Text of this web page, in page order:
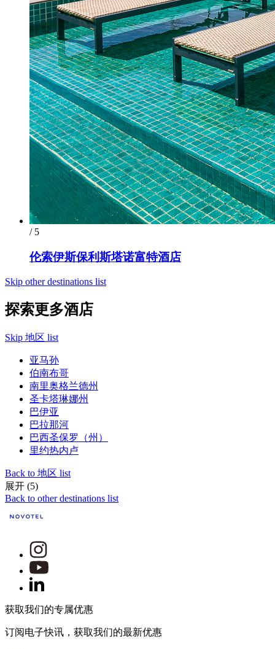
/ 5
伦索伊斯保利斯塔诺富特酒店
Skip other destinations list
探索更多酒店
Skip 地区 list
亚马孙
伯南布哥
南里奥格兰德州
圣卡塔琳娜州
巴伊亚
巴拉那河
巴西圣保罗（州）
里约热内卢
Back to 地区 list
展开 (5)
Back to other destinations list
获取我们的专属优惠
订阅电子快讯，获取我们的最新优惠